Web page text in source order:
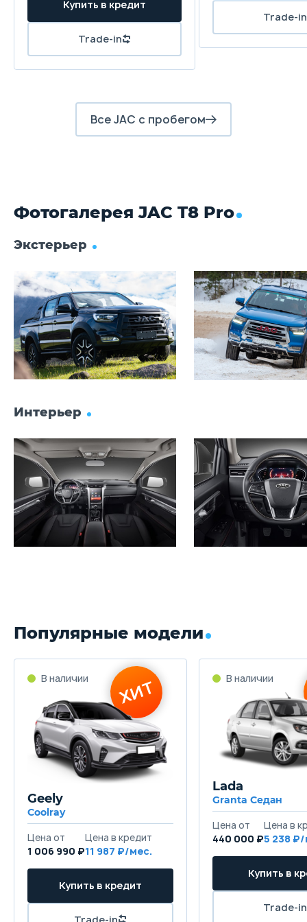
Зависимая рессорная
Передние тормоза
Дисковые вентилируемые
Купить в кредит
Trade-in
Trade-in
Все JAC с пробегом
Фотогалерея JAC T8 Pro
Экстерьер
Интерьер
Популярные модели
Geely
Coolray
1 006 990 ₽11 987
Lada
Granta Седан
440 000 ₽5 238